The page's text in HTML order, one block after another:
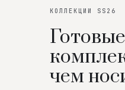
КОЛЛЕКЦИИ SS26
Готовые
чем